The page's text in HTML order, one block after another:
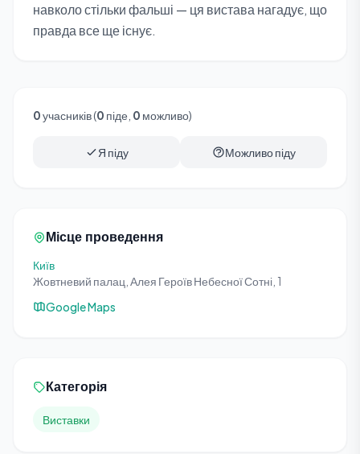
навколо стільки фальші — ця вистава нагадує, що
правда все ще існує.
0учасників (0 піде, 0 можливо)
Я піду Можливо піду
Місце проведення
Київ
Жовтневий палац, Алея Героїв Небесної Сотні, 1
Google Maps
Категорія
Виставки